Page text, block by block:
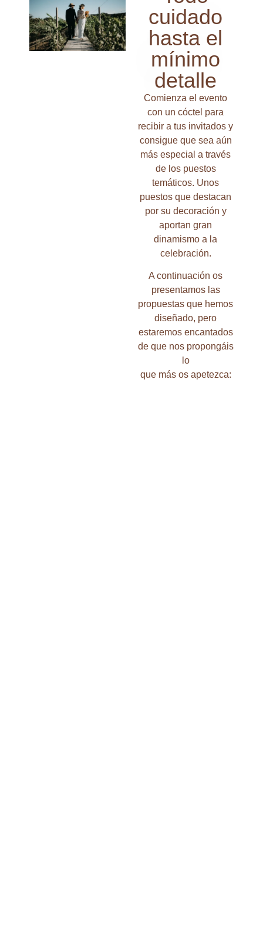
cuidado
hasta el
mínimo
detalle
Comienza el evento
con un cóctel para
recibir a tus invitados y
consigue que sea aún
más especial a través
de los puestos
temáticos. Unos
puestos que destacan
por su decoración y
aportan gran
dinamismo a la
celebración.
A continuación os
presentamos las
propuestas que hemos
diseñado, pero
estaremos encantados
de que nos propongáis
lo
que más os apetezca: